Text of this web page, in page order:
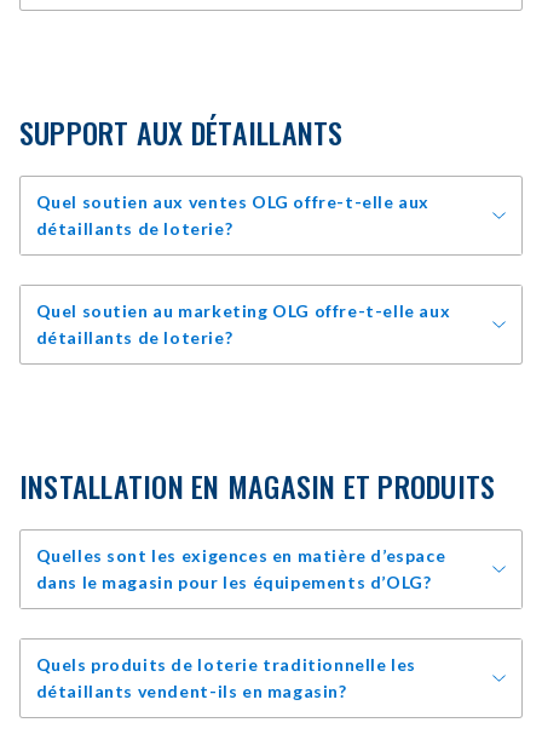
SUPPORT AUX DÉTAILLANTS
Quel soutien aux ventes OLG offre-t-elle aux
détaillants de loterie?
Quel soutien au marketing OLG offre-t-elle aux
détaillants de loterie?
INSTALLATION EN MAGASIN ET PRODUITS
Quelles sont les exigences en matière d’espace
dans le magasin pour les équipements d’OLG?
Quels produits de loterie traditionnelle les
détaillants vendent-ils en magasin?